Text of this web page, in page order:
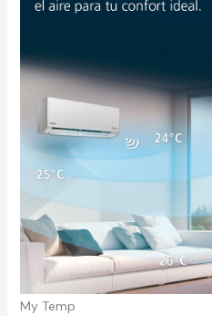
My Temp